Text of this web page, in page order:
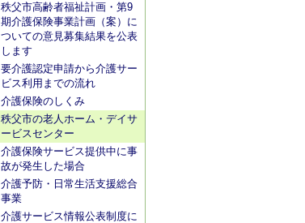
秩父市高齢者福祉計画・第9
期介護保険事業計画（案）に
ついての意見募集結果を公表
します
要介護認定申請から介護サー
ビス利用までの流れ
介護保険のしくみ
秩父市の老人ホーム・デイサ
ービスセンター
介護保険サービス提供中に事
故が発生した場合
介護予防・日常生活支援総合
事業
介護サービス情報公表制度に